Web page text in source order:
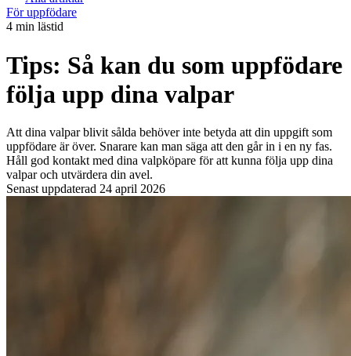
För uppfödare
4 min lästid
Tips: Så kan du som uppfödare
följa upp dina valpar
Att dina valpar blivit sålda behöver inte betyda att din uppgift som
uppfödare är över. Snarare kan man säga att den går in i en ny fas.
Håll god kontakt med dina valpköpare för att kunna följa upp dina
valpar och utvärdera din avel.
Senast uppdaterad 24 april 2026